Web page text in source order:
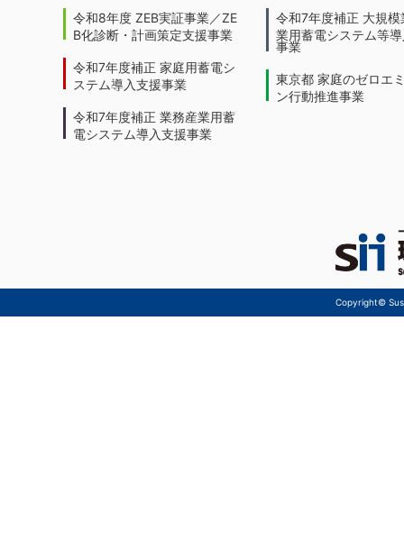
令和8年度 ZEB実証事業／ZE
B化診断・計画策定支援事業
令和7年度補正 家庭用蓄電シ
ステム導入支援事業
令和7年度補正 業務産業用蓄
電システム導入支援事業
令和7年度補正 大規模
業用蓄電システム等
事業
東京都 家庭のゼロエ
ン行動推進事業
Copyright©